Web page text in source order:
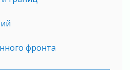
фронта